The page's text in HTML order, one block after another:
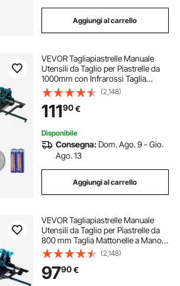
Aggiungi al carrello
VEVOR Tagliapiastrelle Manuale
Utensili da Taglio per Piastrelle da
1000mm con Infrarossi Taglia
Mattonelle a Mano Gres Ceramica
Porcellanata Spessore di Taglio 4-
15mm Larghezza di Taglio Minima
25mm
(2,148)
11190€
Disponibile
Consegna: Dom. Ago. 9 - Gio.
Ago. 13
Aggiungi al carrello
VEVOR Tagliapiastrelle Manuale
Utensili da Taglio per Piastrelle da
800 mm Taglia Mattonelle a Mano
con Infrarossi Gres Ceramica
Porcellanata Larghezza di Taglio
Minima 25mm Spessore di Taglio
4-15mm
(2,148)
9790€